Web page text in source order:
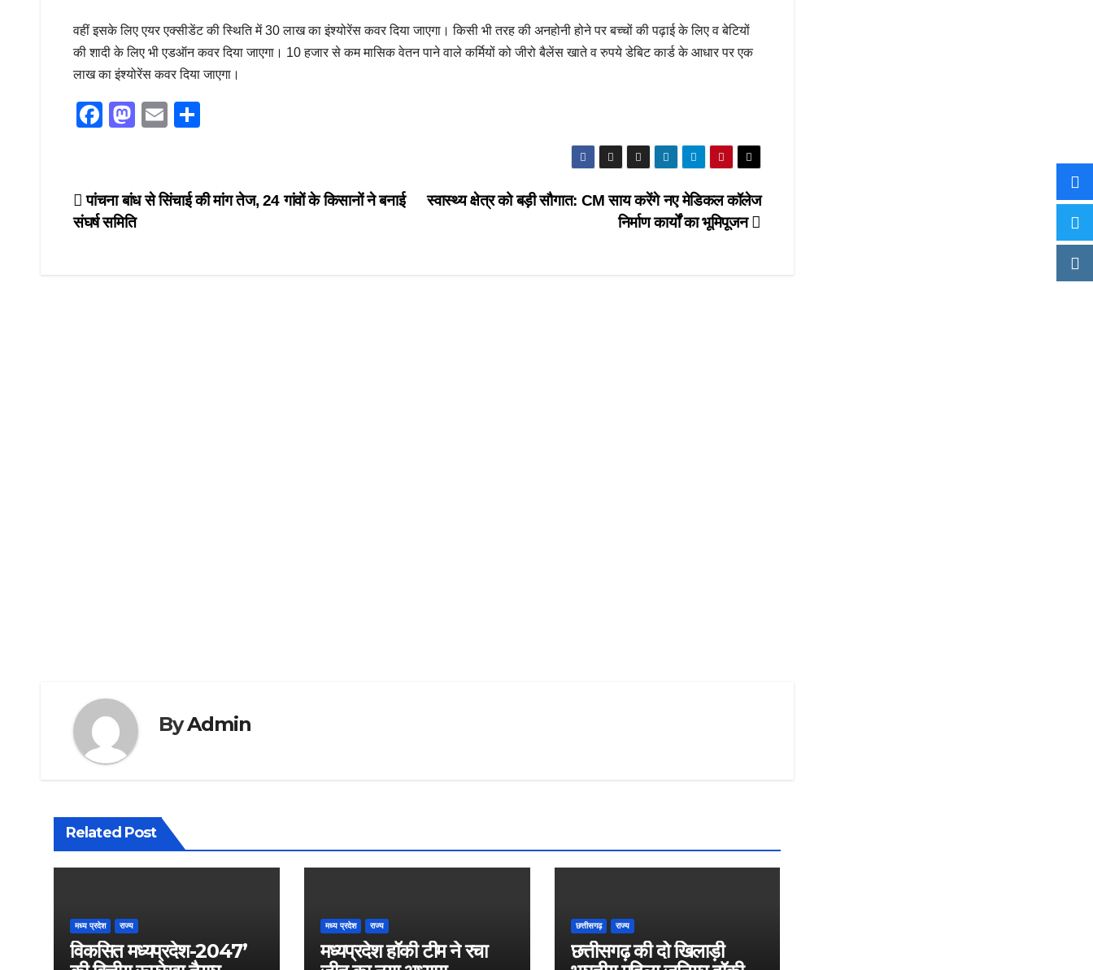
वहीं इसके लिए एयर एक्सीडेंट की स्थिति में 30 लाख का इंश्योरेंस कवर दिया जाएगा। किसी भी तरह की अनहोनी होने पर बच्चों की पढ़ाई के लिए व बेटियों
की शादी के लिए भी एडऑन कवर दिया जाएगा। 10 हजार से कम मासिक वेतन पाने वाले कर्मियों को जीरो बैलेंस खाते व रुपये डेबिट कार्ड के आधार पर एक
लाख का इंश्योरेंस कवर दिया जाएगा।
F
e
b
M
o
d
E
e
Post
navigation
स्वास्थ्य क्षेत्र को बड़ी सौगात: CM साय करेंगे नए मेडिकल कॉलेज
निर्माण कार्यों का भूमिपूजन
पांचना बांध से सिंचाई की मांग तेज, 24 गांवों के किसानों ने बनाई
संघर्ष समिति
ByAdmin
Related Post
मध्य प्रदेश राज्य
विकसित मध्यप्रदेश-2047’
मध्य प्रदेश राज्य
मध्यप्रदेश हॉकी टीम ने रचा
छत्तीसगढ़ राज्य
छत्तीसगढ़ की दो खिलाड़ी